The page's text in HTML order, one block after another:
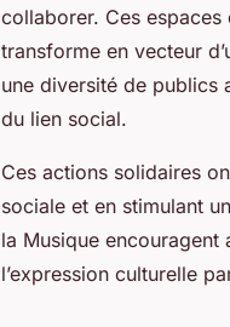
collaborer. Ces espaces
transforme en vecteur
une diversité de publics
du lien social.
Ces actions solidaires
sociale et en stimulant
la Musique
l’expression culturelle